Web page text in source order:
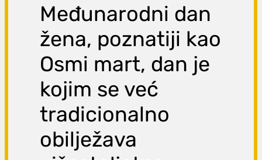
Međunarodni dan
žena, poznatiji kao
Osmi mart, dan je
kojim se već
tradicionalno
obilježava